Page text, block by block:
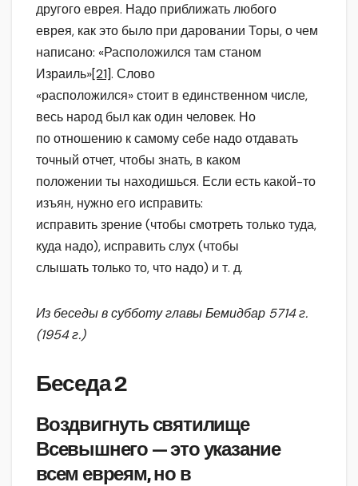
другого еврея. Надо приближать любого
еврея, как это было при даровании Торы, о чем
написано: «Расположился там станом
Израиль»[21]. Слово
«расположился» стоит в единственном числе,
весь народ был как один человек. Но
по отношению к самому себе надо отдавать
точный отчет, чтобы знать, в каком
положении ты находишься. Если есть какой-то
изъян, нужно его исправить:
исправить зрение (чтобы смотреть только туда,
куда надо), исправить слух (чтобы
слышать только то, что надо) и т. д.
Из беседы в субботу главы Бемидбар 5714 г.
(1954 г.)
Беседа 2
Воздвигнуть святилище
Всевышнего — это указание
всем евреям, но в